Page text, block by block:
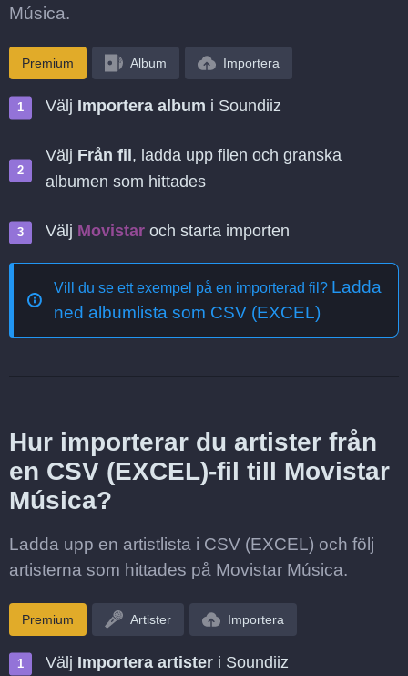
Música.
Premium Album Importera
Välj Importera album i Soundiiz
Välj Från fil , ladda upp filen och granska
albumen som hittades
Välj Movistar och starta importen
Vill du se ett exempel på en importerad fil? Ladda
ned albumlista som CSV (EXCEL)
Hur importerar du artister från
en CSV (EXCEL)-fil till Movistar
Música?
Ladda upp en artistlista i CSV (EXCEL) och följ
artisterna som hittades på Movistar Música.
Premium Artister Importera
Välj Importera artister i Soundiiz